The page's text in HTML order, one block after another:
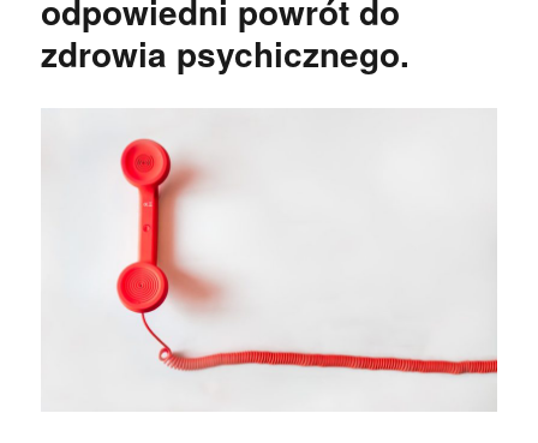
odpowiedni powrót do
zdrowia psychicznego.